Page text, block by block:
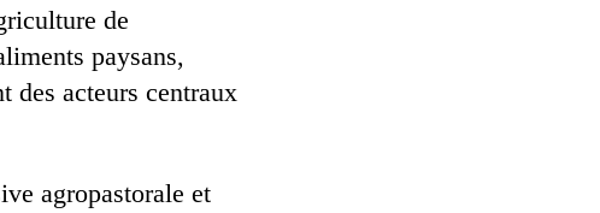
de
paysans,
des acteurs centraux
agropastorale et